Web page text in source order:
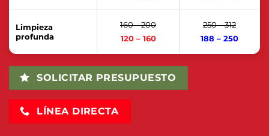
Limpieza
profunda
160 – 200
120 – 160
250 – 312
188 – 250
SOLICITAR PRESUPUESTO
LÍNEA DIRECTA